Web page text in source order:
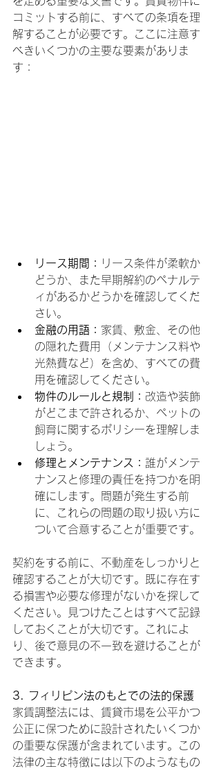
コミットする前に、すべての条項を理
解することが必要です。ここに注意す
べきいくつかの主要な要素がありま
す：
リース期間：
リース条件が柔軟か
どうか、また早期解約のペナルテ
ィがあるかどうかを確認してくだ
さい。
金融の用語： 家賃、敷金、その他
の隠れた費用（メンテナンス料や
光熱費など）を含め、すべての費
用を確認してください。
物件のルールと規制： 改造や装飾
がどこまで許されるか、ペットの
飼育に関するポリシーを理解しま
しょう。
修理とメンテナンス： 誰がメンテ
ナンスと修理の責任を持つかを明
確にします。問題が発生する前
に、これらの問題の取り扱い方に
ついて合意することが重要です。
契約をする前に、不動産をしっかりと
確認することが大切です。既に存在す
る損害や必要な修理がないかを探して
ください。見つけたことはすべて記録
しておくことが大切です。これによ
り、後で意見の不一致を避けることが
できます。
3. フィリピン法のもとでの法的保護
家賃調整法には、賃貸市場を公平かつ
公正に保つために設計されたいくつか
の重要な保護が含まれています。この
法律の主な特徴には以下のようなもの